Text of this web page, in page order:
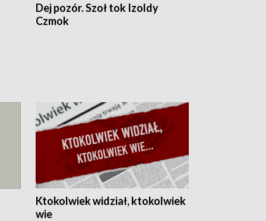
Dej pozór. Szoł tok Izoldy
Czmok
Ktokolwiek widział, ktokolwiek
wie